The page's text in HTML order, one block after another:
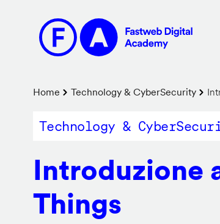
contenuto
principale
Briciole
di
Home Technology & CyberSecurity
Technology &
Introduzione
Things